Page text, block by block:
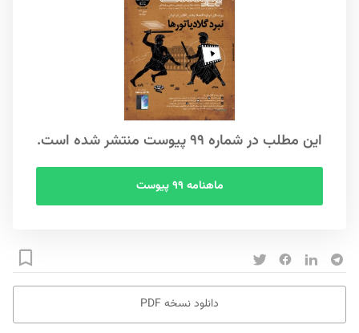
این مطلب در شماره ۹۹ پیوست منتشر شده است.
ماهنامه ۹۹ پیوست
دانلود نسخه PDF